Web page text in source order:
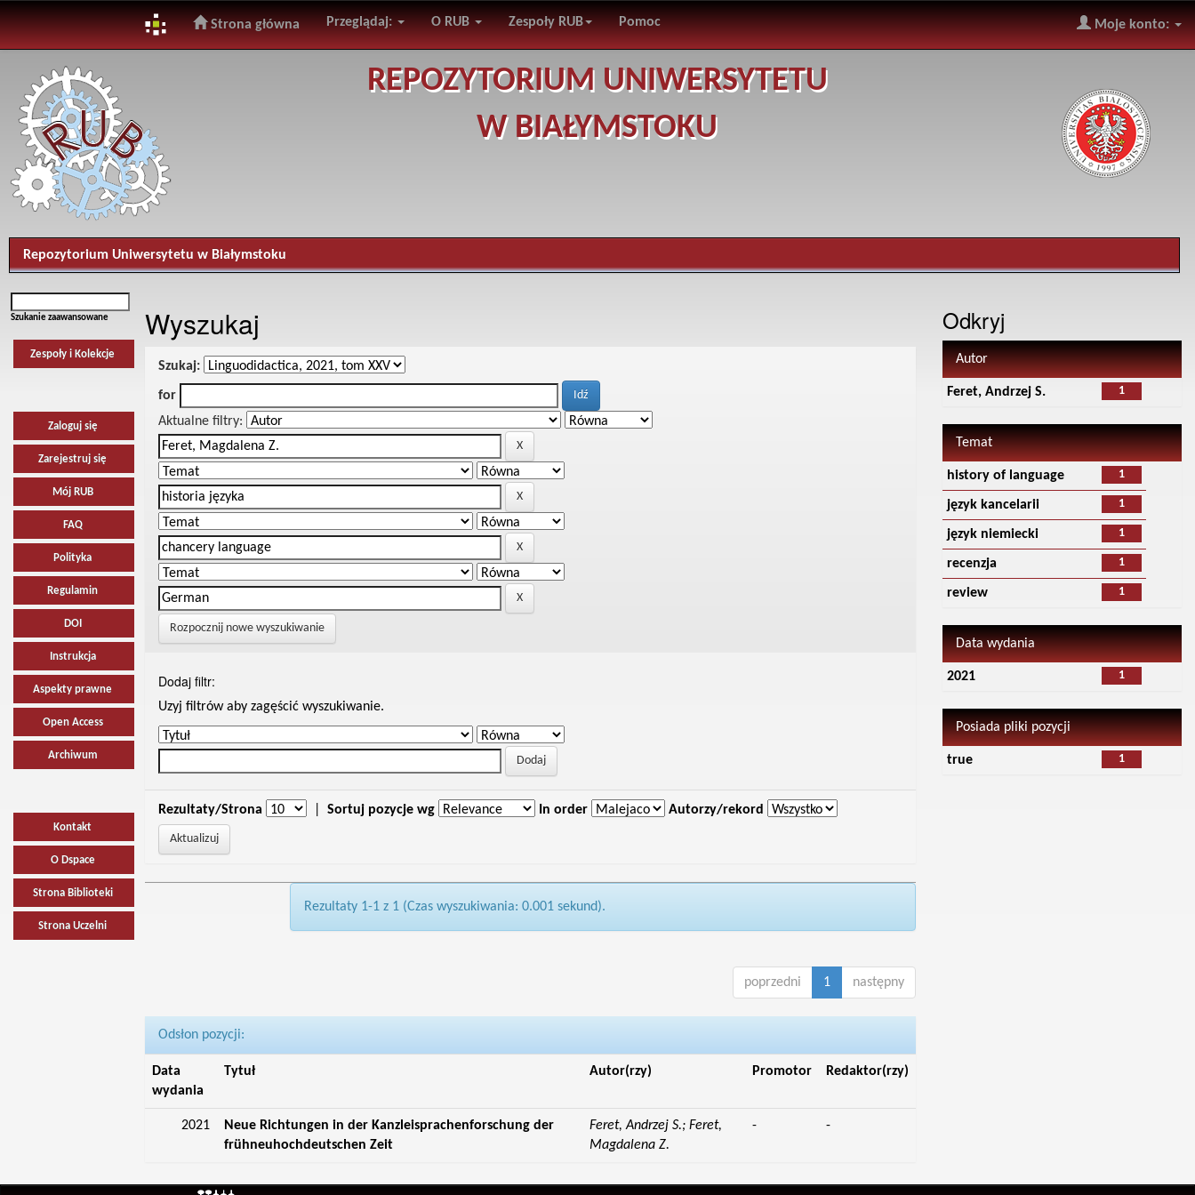
navigation
Strona główna Przeglądaj: O RUB Zespoły RUB Pomoc Moje konto:
REPOZYTORIUM UNIWERSYTETU
W BIAŁYMSTOKU
Repozytorium Uniwersytetu w Białymstoku
Szukanie zaawansowane
Zespoły i Kolekcje
Zaloguj się
Zarejestruj się
Mój RUB
FAQ
Polityka
Regulamin
DOI
Instrukcja
Aspekty prawne
Open Access
Archiwum
Kontakt
O Dspace
Strona Biblioteki
Strona Uczelni
Wyszukaj
Szukaj:
for
Aktualne filtry:
Rozpocznij nowe wyszukiwanie
Dodaj filtr:
Uzyj filtrów aby zagęścić wyszukiwanie.
Rezultaty/Strona Sortuj pozycje wg In order Autorzy/rekord
Rezultaty 1-1 z 1 (Czas wyszukiwania: 0.001 sekund).
poprzedni 1 następny
Odsłon pozycji:
Data
wydania
Tytuł Autor(rzy) Promotor Redaktor(rzy)
2021
Neue Richtungen in der Kanzleisprachenforschung der
frühneuhochdeutschen Zeit
Feret, Andrzej S.; Feret,
Magdalena Z.
- -
Odkryj
Autor
1
Feret, Andrzej S.
Temat
1
history of language
1
język kancelarii
1
język niemiecki
1
recenzja
1
review
Data wydania
1
2021
Posiada pliki pozycji
1
true